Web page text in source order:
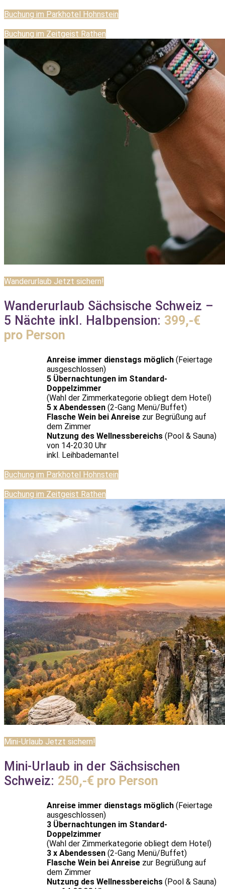
Buchung im Parkhotel Hohnstein
Buchung im Zeitgeist Rathen
Wanderurlaub Jetzt sichern!
Wanderurlaub Sächsische Schweiz –
5 Nächte inkl. Halbpension: 399,-€
pro Person
Anreise immer dienstags möglich(Feiertage
ausgeschlossen)
5 Übernachtungen im Standard-
Doppelzimmer
(Wahl der Zimmerkategorie obliegt dem Hotel)
5 x Abendessen(2-Gang Menü/Buffet)
Flasche Wein bei Anreisezur Begrüßung auf
dem Zimmer
Nutzung des Wellnessbereichs(Pool & Sauna)
von 14-20:30 Uhr
inkl. Leihbademantel
Buchung im Parkhotel Hohnstein
Buchung im Zeitgeist Rathen
Mini-Urlaub Jetzt sichern!
Mini-Urlaub in der Sächsischen
Schweiz: 250,-€ pro Person
Anreise immer dienstags möglich(Feiertage
ausgeschlossen)
3 Übernachtungen im Standard-
Doppelzimmer
(Wahl der Zimmerkategorie obliegt dem Hotel)
3 x Abendessen(2-Gang Menü/Buffet)
Flasche Wein bei Anreisezur Begrüßung auf
dem Zimmer
Nutzung des Wellnessbereichs(Pool & Sauna)